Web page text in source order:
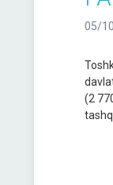
05/
(2